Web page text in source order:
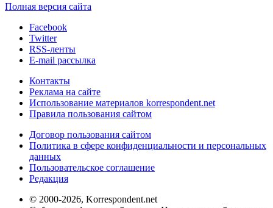
Полная версия сайта
Facebook
Twitter
RSS-ленты
E-mail рассылка
Контакты
Реклама на сайте
Использование материалов korrespondent.net
Правила пользования сайтом
Договор пользования сайтом
Политика в сфере конфиденциальности и персональных
данных
Пользовательское соглашение
Редакция
© 2000-2026, Korrespondent.net